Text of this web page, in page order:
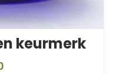
keurmerk